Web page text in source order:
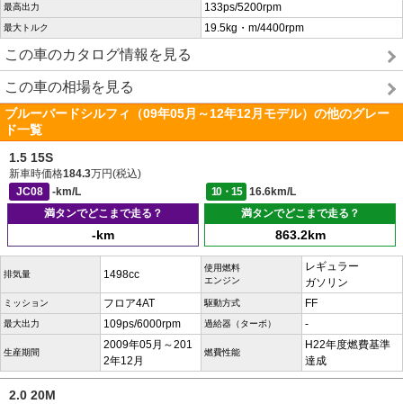
最高出力 133ps/5200rpm
最大トルク 19.5kg・m/4400rpm
この車のカタログ情報を見る
この車の相場を見る
ブルーバードシルフィ（09年05月～12年12月モデル）の他のグレー
ド一覧
1.5 15S
新車時価格184.3万円(税込)
JC08
-km/L 10・15
16.6km/L
満タンでどこまで走る？
-km
満タンでどこまで走る？
863.2km
排気量 1498cc
使用燃料
エンジン
レギュラー
ガソリン
ミッション フロア4AT 駆動方式 FF
最大出力 109ps/6000rpm 過給器（ターボ） -
生産期間
2009年05月～201
2年12月
燃費性能
H22年度燃費基準
達成
2.0 20M